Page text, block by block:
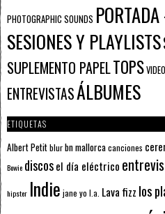
PHOTOGRAPHIC SOUNDS
SESIONES Y PLAYLISTS
SUPLEMENTO PAPELTOPS
ENTREVISTASÁLBUMES
ETIQUETAS
Albert Petitblurbn mallorcacanciones
Bowie discosel día eléctrico
hipster Indie jane yo l.a. Lava fizz los